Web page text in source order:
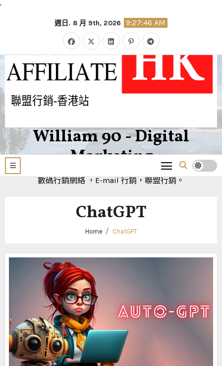
'
週日. 8 月 9th, 2026 9:27:47 AM
William 90 - Digital
Marketing
數碼行銷網絡 ，E-mail 行銷，聯盟行銷。
ChatGPT
Home ChatGPT